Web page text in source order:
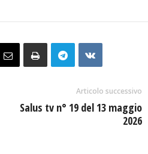
Articolo successivo
Salus tv n° 19 del 13 maggio
2026